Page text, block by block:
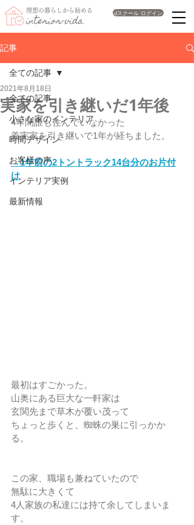
interior-vida
理想の暮らしから始める dスクール ログイン
記事
全ての記事
小さな家のインテリア
時間デザイン
お客様の声
インテリア実例
最新情報
全ての記事
実家を引き継いだ1年後
2021年8月18日
4年間誰も住んでいなかった
義実家を引き継いで1年が経ちました。
→1年前の2トントラック14台分のお片付
け
最初はすごかった。
山奥にある巨大な一軒家は
玄関先まで草木が覆い茂って
ちょっと歩くと、蜘蛛の巣に引っかか
る。
この家、職場も兼ねていたので
無駄に大きくて
4人家族の私達には持て余してしまいま
す。